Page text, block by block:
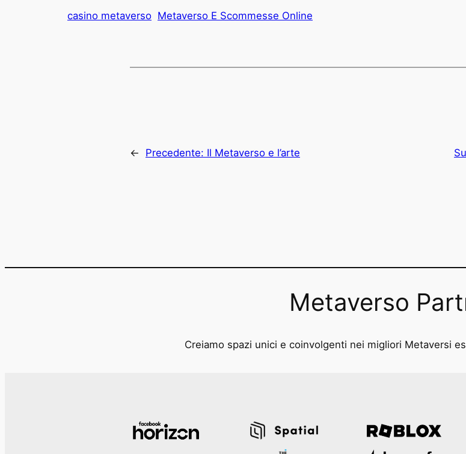
casino metaverso Metaverso E Scommesse Online
← Precedente: Il Metaverso e l’arte
Metaverso
Creiamo spazi unici e coinvolgenti nei migliori Metaversi